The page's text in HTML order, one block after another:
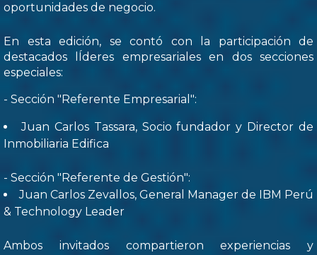
oportunidades de negocio.
En esta edición, se contó con la participación de
destacados lÍderes empresariales en dos secciones
especiales:
- Sección "Referente Empresarial":
Juan Carlos Tassara, Socio fundador y Director de
Inmobiliaria Edifica
- Sección "Referente de Gestión":
Juan Carlos Zevallos, General Manager de IBM Perú
& Technology Leader
Ambos invitados compartieron experiencias y